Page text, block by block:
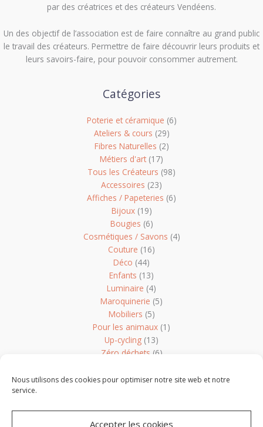
Nous utilisons des cookies pour optimiser notre site web et notre
service.
Accepter les cookies
par des créatrices et des créateurs Vendéens.
Un des objectif de l’association est de faire connaître au grand public
le travail des créateurs. Permettre de faire découvrir leurs produits et
leurs savoirs-faire, pour pouvoir consommer autrement.
Catégories
Poterie et céramique (6)
Ateliers & cours (29)
Fibres Naturelles (2)
Métiers d'art (17)
Tous les Créateurs (98)
Accessoires (23)
Affiches / Papeteries (6)
Bijoux(19)
Bougies (6)
Cosmétiques / Savons (4)
Couture (16)
Déco (44)
Enfants (13)
Luminaire (4)
Maroquinerie (5)
Mobiliers (5)
Pour les animaux (1)
Up-cycling (13)
Zéro déchets (6)